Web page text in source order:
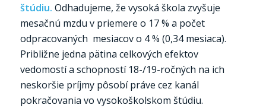
štúdiu. Odhadujeme, že vysoká škola zvyšuje
mesačnú mzdu v priemere o 17 % a počet
odpracovaných mesiacov o 4 % (0,34 mesiaca).
Približne jedna pätina celkových efektov
vedomostí a schopností 18-/19-ročných na ich
neskoršie príjmy pôsobí práve cez kanál
pokračovania vo vysokoškolskom štúdiu.